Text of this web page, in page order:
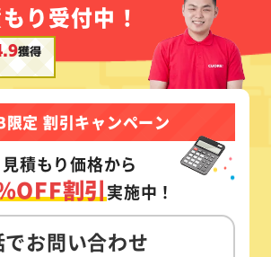
り受付中！
獲得
限定 割引キャンペーン
見積もり価格から
割引実施中！
でお問い合わせ